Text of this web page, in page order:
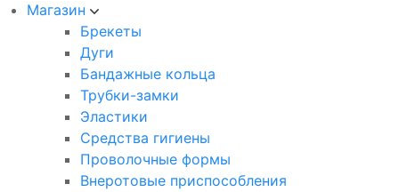
Магазин
Брекеты
Дуги
Бандажные кольца
Трубки-замки
Эластики
Средства гигиены
Проволочные формы
Внеротовые приспособления